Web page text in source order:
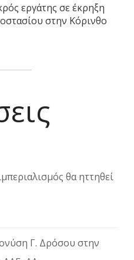
εργάτης σε έκρηξη
στην Κόρινθο
θα ηττηθεί
Γ. Δρόσου στην